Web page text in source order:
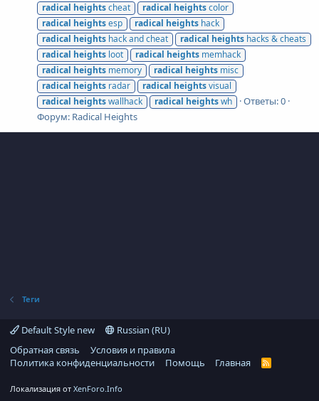
radical heightscheat radical heightscolor
radical heightsesp radical heights hack
radical heights hack and cheat radical heights hacks & cheats
radical heights loot radical heights memhack
radical heights memory radical heights misc
radical heights radar radical heightsvisual
radical heightswallhack radical heightswh
Ответы: 0
Форум: Radical Heights
Теги
Default Style new
Russian (RU)
Обратная связь
Условия и правила
Политика конфиденциальности
Помощь Главная
R
Локализация от XenForo.Info